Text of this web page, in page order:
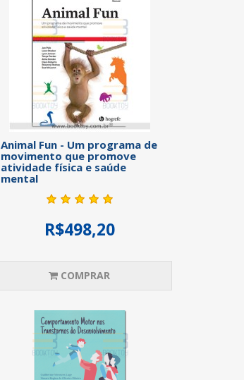
Animal Fun - Um programa de
movimento que promove
atividade física e saúde
mental
R$498,20
COMPRAR